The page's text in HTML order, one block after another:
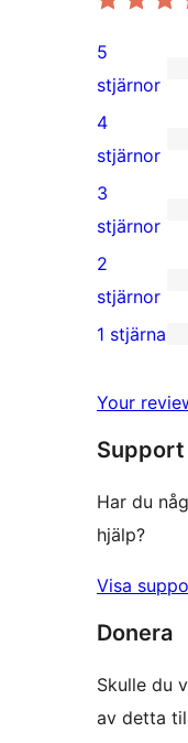
68
5-
stjärniga
recensioner
5
stjärnor
1
4-
stjärnig
recension
4
stjärnor
1
3-
stjärnig
recension
3
stjärnor
2
2-
2
stjärnor
stjärnig
recension
1 stjärna
Your
Support
Har du
hjälp?
Visa
Donera
Skulle du
av detta